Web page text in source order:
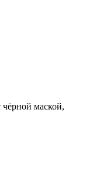
маской,